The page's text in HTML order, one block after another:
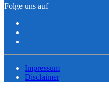
Folge uns auf
Impressum
Disclaimer